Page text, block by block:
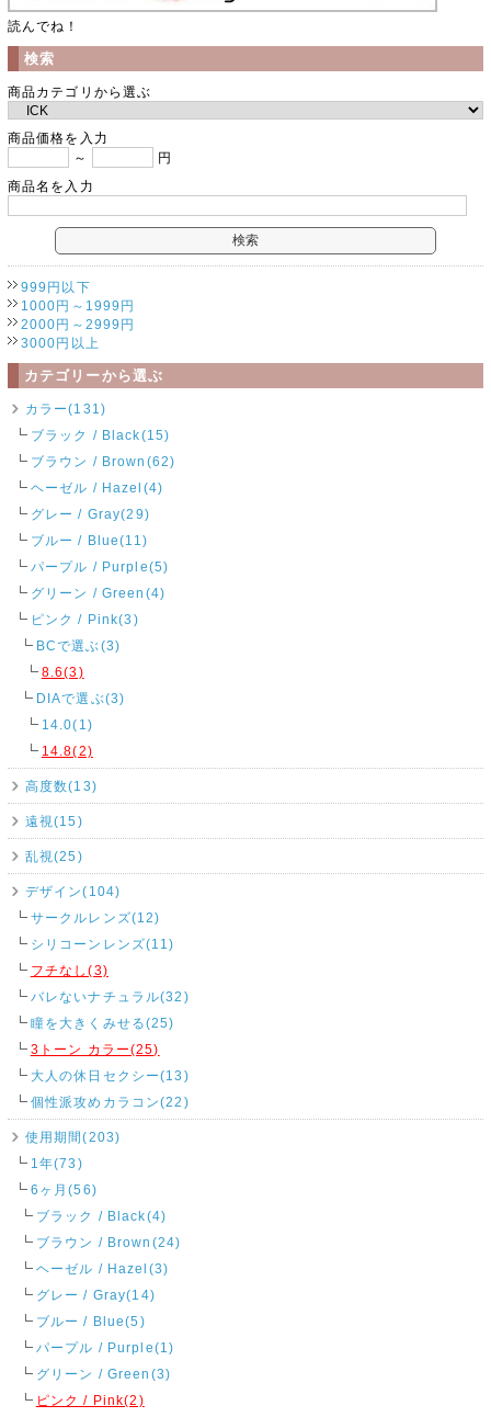
読んでね！
検索
商品カテゴリから選ぶ
商品価格を入力
～
円
商品名を入力
999円以下
1000円～1999円
2000円～2999円
3000円以上
カテゴリーから選ぶ
カラー(131)
ブラック / Black(15)
ブラウン / Brown(62)
ヘーゼル / Hazel(4)
グレー / Gray(29)
ブルー / Blue(11)
パープル / Purple(5)
グリーン / Green(4)
ピンク / Pink(3)
BCで選ぶ(3)
8.6(3)
DIAで選ぶ(3)
14.0(1)
14.8(2)
高度数(13)
遠視(15)
乱視(25)
デザイン(104)
サークルレンズ(12)
シリコーンレンズ(11)
フチなし(3)
バレないナチュラル(32)
瞳を大きくみせる(25)
3トーン カラー(25)
大人の休日セクシー(13)
個性派攻めカラコン(22)
使用期間(203)
1年(73)
6ヶ月(56)
ブラック / Black(4)
ブラウン / Brown(24)
ヘーゼル / Hazel(3)
グレー / Gray(14)
ブルー / Blue(5)
パープル / Purple(1)
グリーン / Green(3)
ピンク / Pink(2)